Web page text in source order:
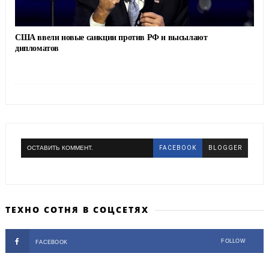
США ввели новые санкции против РФ и высылают
дипломатов
ОСТАВИТЬ КОММЕНТ. FACEBOOK BLOGGER
ТЕХНО СОТНЯ В СОЦСЕТЯХ
FACEBOOK FOLLOW